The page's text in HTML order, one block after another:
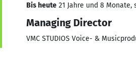
Bis heute 21 Jahre und 8 Monate,
Managing Director
VMC STUDIOS Voice- &